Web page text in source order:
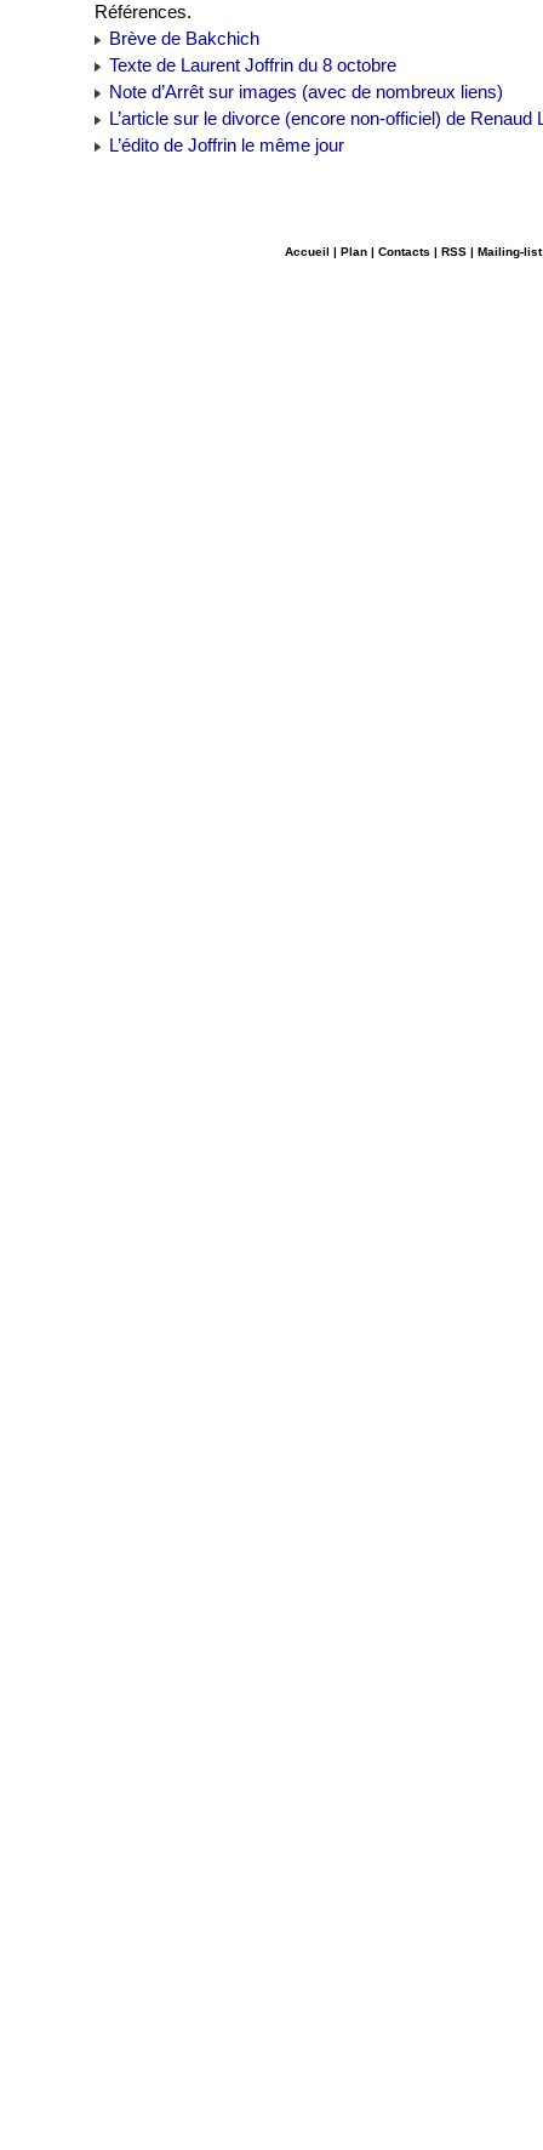
Références.
Brève de Bakchich
Texte de Laurent Joffrin du 8 octobre
Note d’Arrêt sur images (avec de nombreux liens)
L’article sur le divorce (encore non-officiel) de Renaud
L’édito de Joffrin le même jour
Accueil | Plan | Contacts | RSS | Mailing-list